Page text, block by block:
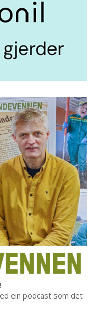
ein podcast som det